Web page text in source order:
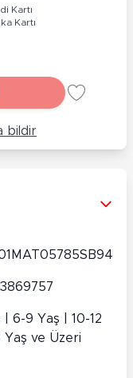
Kartı
Kartı
bildir
| 6-9 Yaş | 10-12
Yaş ve Üzeri